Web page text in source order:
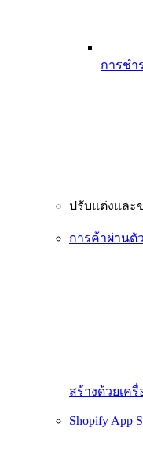
การชำ
ปรับแต่งและ
การค้าผ่านตั
สร้างด้วยเค
Shopify App